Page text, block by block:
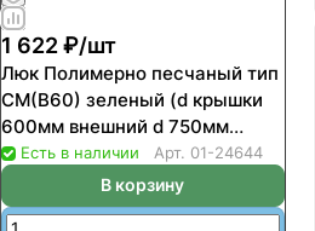
1 622 ₽/шт
Люк Полимерно песчаный тип
СМ(В60) зеленый (d крышки
600мм внешний d 750мм
нагрузка до 6т)
Есть в наличии Арт. 01-24644
В корзину